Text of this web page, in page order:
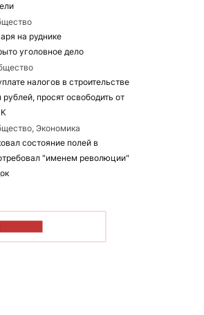
на руднике
уголовное дело
налогов в строительстве
просят освободить от
Экономика
состояние полей в
"именем революции"